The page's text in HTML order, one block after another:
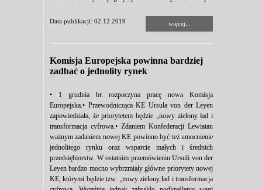
Data publikacji: 02.12.2019 więcej...
Komisja Europejska powinna bardziej
zadbać o jednolity rynek
• 1 grudnia br. rozpoczyna pracę nowa Komisja
Europejska.• Przewodnicząca KE Ursula von der Leyen
zapowiedziała, że priorytetem będzie „nowy zielony ład i
transformacja cyfrowa.• Zdaniem Konfederacji Lewiatan
ważnym zadaniem nowej KE powinno być też umocnienie
jednolitego rynku oraz wsparcie małych i średnich
przedsiębiorstw. W ostatnim przemówieniu Ursuli von der
Leyen bardzo mocno wybrzmiały główne priorytety nowej
KE, którymi będzie tzw. „nowy zielony ład i transformacja